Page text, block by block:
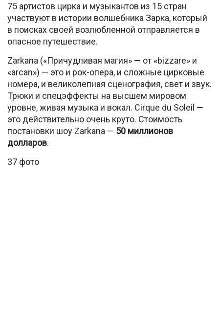
75 артистов цирка и музыкантов из 15 стран
участвуют в истории волшебника Зарка, который
в поисках своей возлюбленной отправляется в
опасное путешествие.
Zarkana («Причудливая магия» — от «bizzare» и
«arcan») — это и рок-опера, и сложные цирковые
номера, и великолепная сценография, свет и звук.
Трюки и спецэффекты на высшем мировом
уровне, живая музыка и вокал. Cirque du Soleil —
это действительно очень круто. Стоимость
постановки шоу Zarkana — 50 миллионов
долларов.
37 фото